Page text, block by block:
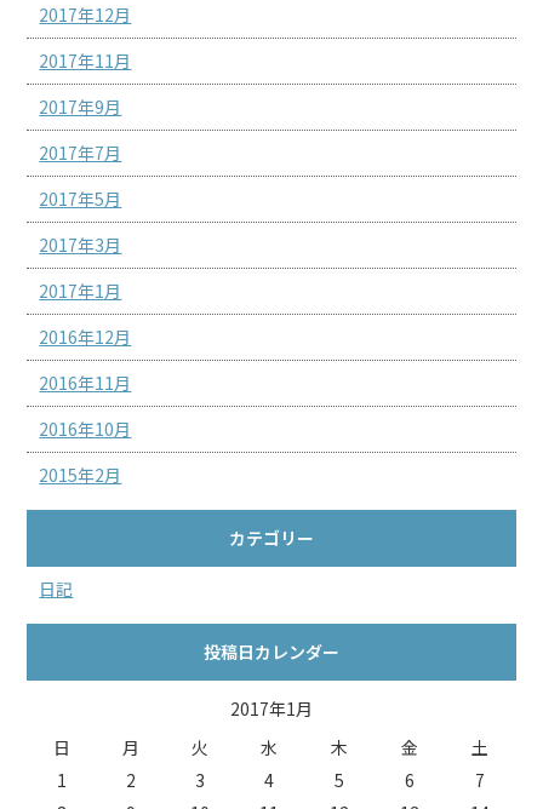
2017年12月
2017年11月
2017年9月
2017年7月
2017年5月
2017年3月
2017年1月
2016年12月
2016年11月
2016年10月
2015年2月
カテゴリー
日記
投稿日カレンダー
2017年1月
日
月 火 水 木 金
土
1
2 3 4 5 6
7